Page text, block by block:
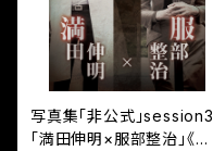
写真集｢非公式｣session3
｢満田伸明×服部整治｣《電